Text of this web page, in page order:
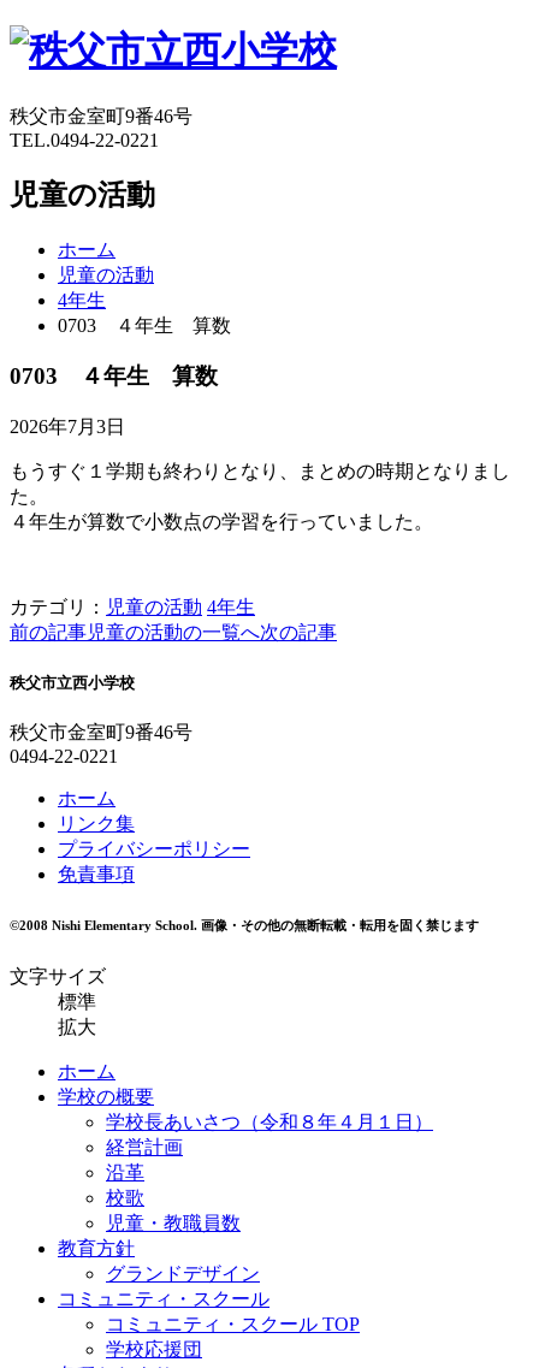
秩父市金室町9番46号
TEL.0494-22-0221
児童の活動
ホーム
児童の活動
4年生
0703 ４年生 算数
0703 ４年生 算数
2026年7月3日
もうすぐ１学期も終わりとなり、まとめの時期となりまし
た。
４年生が算数で小数点の学習を行っていました。
カテゴリ： 児童の活動 4年生
前の記事児童の活動の一覧へ次の記事
秩父市立西小学校
秩父市金室町9番46号
0494-22-0221
ホーム
リンク集
プライバシーポリシー
免責事項
©2008 Nishi Elementary School. 画像・その他の無断転載・転用を固く禁じます
文字サイズ
標準
拡大
ホーム
学校の概要
学校長あいさつ（令和８年４月１日）
経営計画
沿革
校歌
児童・教職員数
教育方針
グランドデザイン
コミュニティ・スクール
コミュニティ・スクール TOP
学校応援団